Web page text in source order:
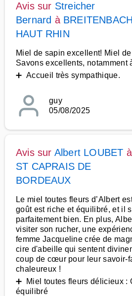
Avis sur Streicher
Bernard à BREITENBACH
HAUT RHIN
Miel de sapin excellent! Miel
Savons excellents, notamment
➕ Accueil très sympathique.
guy
05/08/2025
Avis sur Albert LOUBET à
ST CAPRAIS DE
BORDEAUX
Le miel toutes fleurs d’Albert
goût est riche et équilibré, et il
parfaitement bien. En plus,
visiter son rucher, une
femme Jacqueline crée de
cire d'abeille qui sentent
coup de cœur pour leur savoir-
chaleureux !
➕ Miel toutes fleurs délicieux :
équilibré